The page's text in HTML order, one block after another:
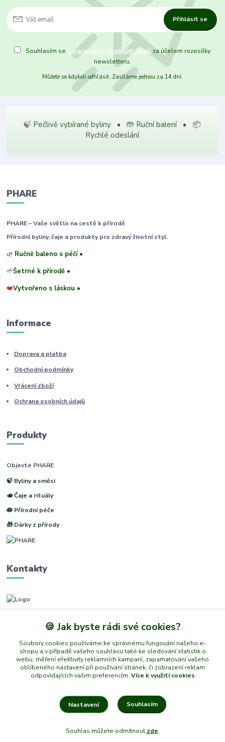
Přihlásit se
Souhlasím se zpracováním osobních údajů za účelem rozesílky
newsletteru.
Můžete se kdykoli odhlásit. Zasíláme jednou za 14 dní.
🍃 Pečlivě vybírané byliny • 🤲 Ruční balení • 📦
Rychlé odeslání
PHARE
PHARE – Vaše světlo na cestě k přírodě
Přírodní byliny, čaje a produkty pro zdravý životní styl.
🌿 Ručně baleno s péčí •
🌱Šetrné k přírodě •
❤️Vytvořeno s láskou •
Informace
Doprava a platba
Obchodní podmínky
Vrácení zboží
Ochrana osobních údajů
Produkty
Objevte PHARE
🍃 Byliny a směsi
🫖 Čaje a rituály
🪷 Přírodní péče
🎁 Dárky z přírody
Kontakty
(Po-Pá, 8-14 hod.)
info@phare.cz
Vytvořeno na
Eshop-rychle.cz
🍪 Jak byste rádi své cookies?
Soubory cookies používáme ke správnému fungování našeho e-
shopu a v případě vašeho souhlasu také ke sledování statistik o
webu, měření efektivity reklamních kampaní, zapamatování vašeho
oblíbeného nastavení při používání stránek, či zobrazení reklam
odpovídajících vašim preferencím. Více k využití cookies
Nastavení Souhlasím
Souhlas můžete odmítnout zde.